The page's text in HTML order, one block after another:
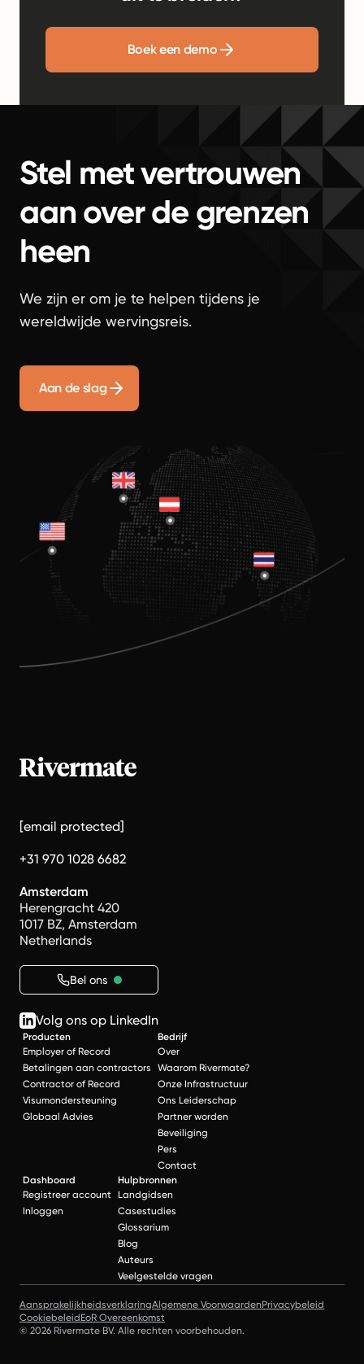
Boek een demo
Stel met vertrouwen
aan over de grenzen
heen
We zijn er om je te helpen tijdens je
wereldwijde wervingsreis.
Aan de slag
[email protected]
+31 970 1028 6682
Amsterdam
Herengracht 420
1017 BZ, Amsterdam
Netherlands
Bel ons
Volg ons op LinkedIn
Producten
Employer of Record
Betalingen aan contractors
Contractor of Record
Visumondersteuning
Globaal Advies
Bedrijf
Over
Waarom Rivermate?
Onze Infrastructuur
Ons Leiderschap
Partner worden
Beveiliging
Pers
Contact
Dashboard
Registreer account
Inloggen
Hulpbronnen
Landgidsen
Casestudies
Glossarium
Blog
Auteurs
Veelgestelde vragen
AansprakelijkheidsverklaringAlgemene VoorwaardenPrivacybeleid
CookiebeleidEoR Overeenkomst
© 2026 Rivermate BV. Alle rechten voorbehouden.